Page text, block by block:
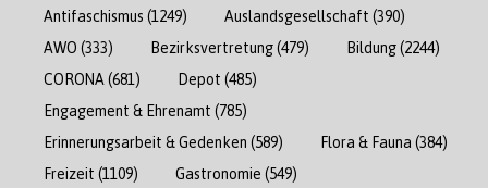
Antifaschismus (1249) Auslandsgesellschaft (390)
AWO (333) Bezirksvertretung(479) Bildung(2244)
CORONA (681) Depot (485)
Engagement & Ehrenamt (785)
Erinnerungsarbeit & Gedenken (589) Flora & Fauna (384)
Freizeit (1109) Gastronomie (549)